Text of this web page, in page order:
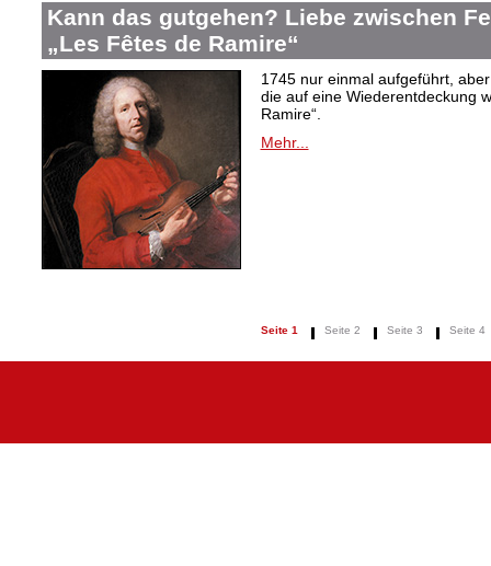
Kann das gutgehen? Liebe zwischen
„Les Fêtes de Ramire“
1745 nur einmal aufgeführt,
die auf eine Wiederentdeckung
Ramire“.
Mehr...
Seite 1 Seite 2 Seite 3 Seite 4